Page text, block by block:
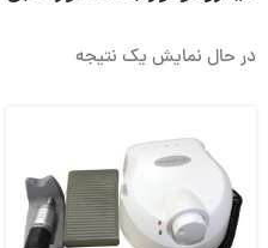
در حال نمایش یک نتیجه